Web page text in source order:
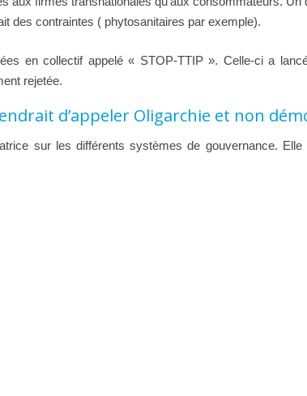
des contraintes ( phytosanitaires par exemple).
en collectif appelé « STOP-TTIP ». Celle-ci a
rejetée.
d’appeler Oligarchie et non
sur les différents systèmes de gouvernance.